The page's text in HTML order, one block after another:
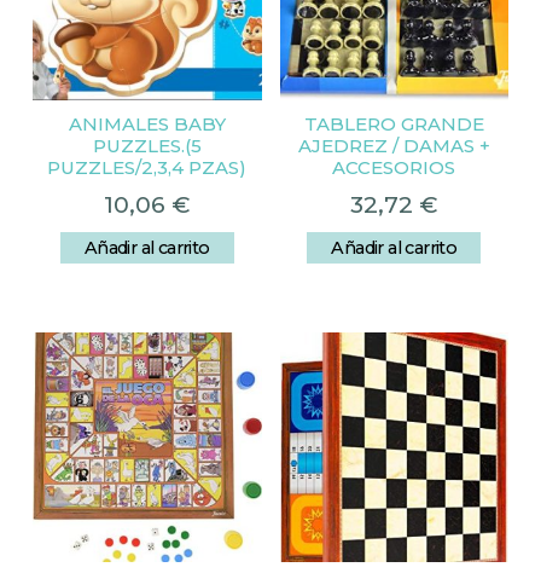
ANIMALES BABY
PUZZLES.(5
PUZZLES/2,3,4 PZAS)
10,06 €
Añadir al carrito
TABLERO GRANDE
AJEDREZ / DAMAS +
ACCESORIOS
32,72 €
Añadir al carrito